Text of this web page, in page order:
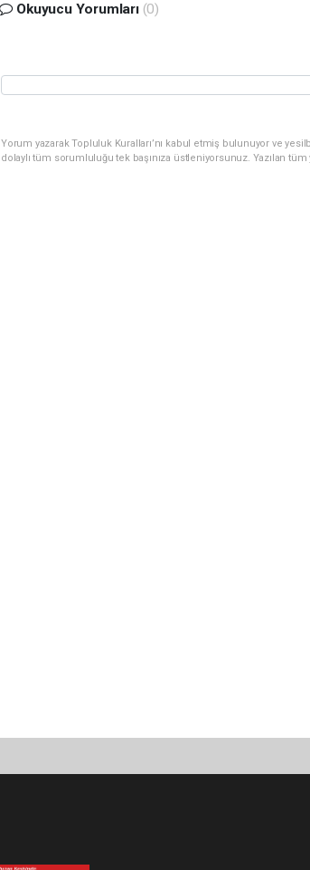
Okuyucu Yorumları (0)
Yorum yazarak Topluluk Kuralları’nı kabul etmiş bulunuyor ve
dolaylı tüm sorumluluğu tek başınıza üstleniyorsunuz. Yazılan